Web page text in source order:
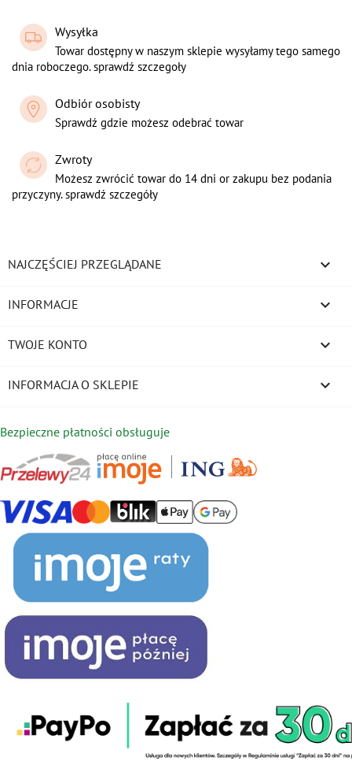
Wysyłka
Towar dostępny w naszym sklepie wysyłamy tego samego
dnia roboczego. sprawdź szczegoły
Odbiór osobisty
Sprawdź gdzie możesz odebrać towar
Zwroty
Możesz zwrócić towar do 14 dni or zakupu bez podania
przyczyny. sprawdź szczegóły
NAJCZĘŚCIEJ PRZEGLĄDANE 
INFORMACJE 
TWOJE KONTO 
INFORMACJA O SKLEPIE keyboard_arrow_down
Bezpieczne płatności obsługuje